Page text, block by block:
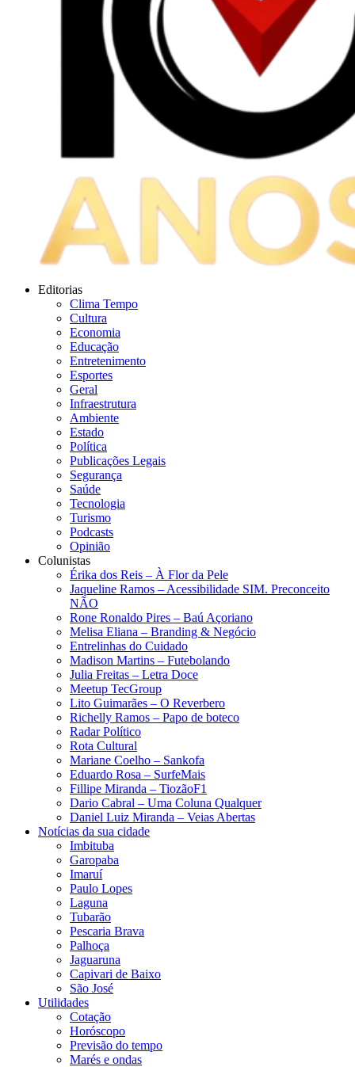
Editorias
Clima Tempo
Cultura
Economia
Educação
Entretenimento
Esportes
Geral
Infraestrutura
Ambiente
Estado
Política
Publicações Legais
Segurança
Saúde
Tecnologia
Turismo
Podcasts
Opinião
Colunistas
Érika dos Reis​ – À Flor da Pele
Jaqueline Ramos – Acessibilidade SIM. Preconceito
NÃO
Rone Ronaldo Pires – Baú Açoriano
Melisa Eliana – Branding & Negócio
Entrelinhas do Cuidado
Madison Martins – Futebolando
Julia Freitas​ – Letra Doce
Meetup TecGroup
Lito Guimarães – O Reverbero
Richelly Ramos​ – Papo de boteco
Radar Político
Rota Cultural
Mariane Coelho – Sankofa
Eduardo Rosa​ – SurfeMais
Fillipe Miranda – TiozãoF1
Dario Cabral – Uma Coluna Qualquer
Daniel Luiz Miranda – Veias Abertas
Notícias da sua cidade
Imbituba
Garopaba
Imaruí
Paulo Lopes
Laguna
Tubarão
Pescaria Brava
Palhoça
Jaguaruna
Capivari de Baixo
São José
Utilidades
Cotação
Horóscopo
Previsão do tempo
Marés e ondas